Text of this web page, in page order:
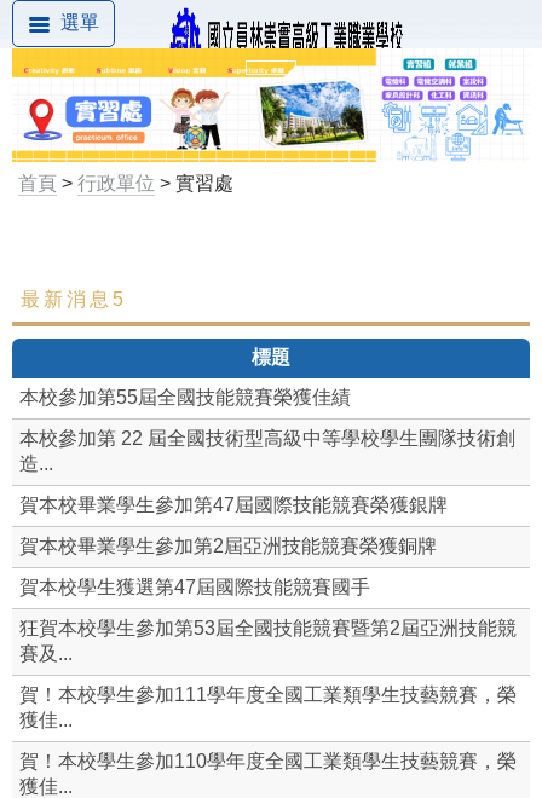
選單
首頁 > 行政單位 > 實習處
最新消息
工作職掌
實習組
就業輔導組
校外職場參觀
全國技術士技能檢定
全國工科技藝競賽資源站
最新消息5
標題
本校參加第55屆全國技能競賽榮獲佳績
本校參加第 22 屆全國技術型高級中等學校學生團隊技術創
造...
賀本校畢業學生參加第47屆國際技能競賽榮獲銀牌
賀本校畢業學生參加第2屆亞洲技能競賽榮獲銅牌
賀本校學生獲選第47屆國際技能競賽國手
狂賀本校學生參加第53屆全國技能競賽暨第2屆亞洲技能競
賽及...
賀！本校學生參加111學年度全國工業類學生技藝競賽，榮
獲佳...
賀！本校學生參加110學年度全國工業類學生技藝競賽，榮
獲佳...